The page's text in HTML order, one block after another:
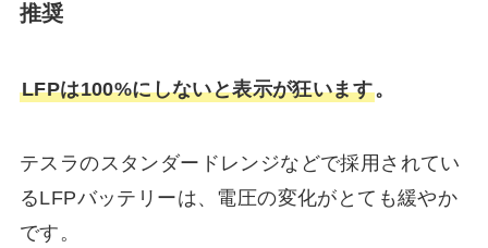
推奨
LFPは100%にしないと表示が狂います。
テスラのスタンダードレンジなどで採用されてい
るLFPバッテリーは、電圧の変化がとても緩やか
です。